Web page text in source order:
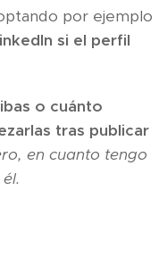
por ejemplo
si el perfil
o cuánto
tras publicar
en cuanto tengo